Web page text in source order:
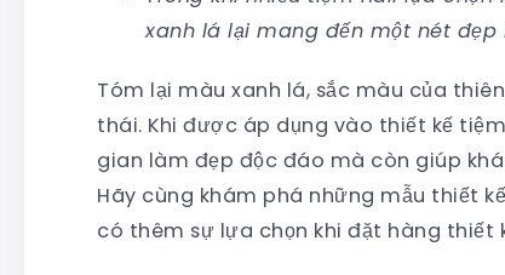
xanh lá lại mang đến một nét
Tóm lại màu xanh lá, sắc màu của
thái. Khi được áp dụng vào thiết kế
gian làm đẹp độc đáo mà còn giúp
Hãy cùng khám phá những mẫu thiết
có thêm sự lựa chọn khi đặt hàng thiết